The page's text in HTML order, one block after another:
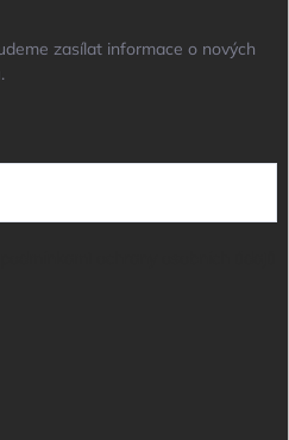
zasílat informace o nových